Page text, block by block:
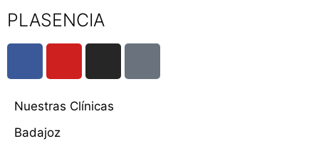
PLASENCIA
Nuestras Clínicas
Badajoz